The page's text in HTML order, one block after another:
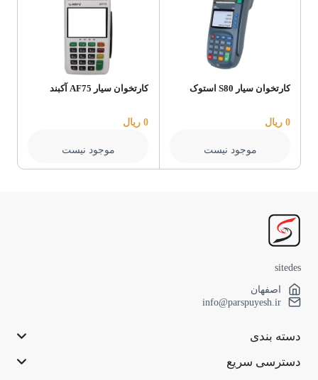
کارتخوان سیار AF75 آکبند
0 ریال
موجود نیست
کارتخوان سیار S80 استوک
0 ریال
موجود نیست
sitedes
اصفهان
info@parspuyesh.ir
دسته بندی
دسترسی سریع